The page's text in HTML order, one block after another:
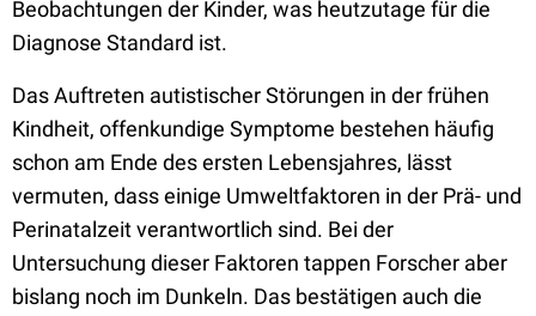
Beobachtungen der Kinder, was heutzutage für die
Diagnose Standard ist.
Das Auftreten autistischer Störungen in der frühen
Kindheit, offenkundige Symptome bestehen häufig
schon am Ende des ersten Lebensjahres, lässt
vermuten, dass einige Umweltfaktoren in der Prä- und
Perinatalzeit verantwortlich sind. Bei der
Untersuchung dieser Faktoren tappen Forscher aber
bislang noch im Dunkeln. Das bestätigen auch die